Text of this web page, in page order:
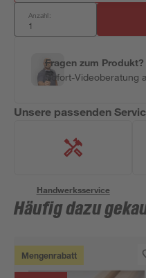
Anzahl:
Fragen zum Produkt?
Sofort-Videoberatung
Unsere passenden
Handwerksservice
Häufig dazu
Mengenrabatt